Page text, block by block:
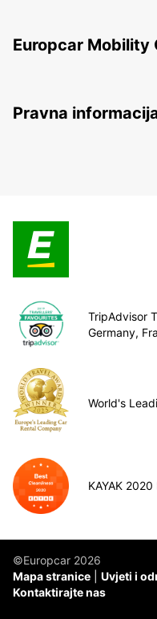
Europcar Mobility
Pravna
TripAdvisor
Germany,
World's
KAYAK
©Europcar 2026
Mapa stranice
Uvjeti i
Kontaktirajte nas